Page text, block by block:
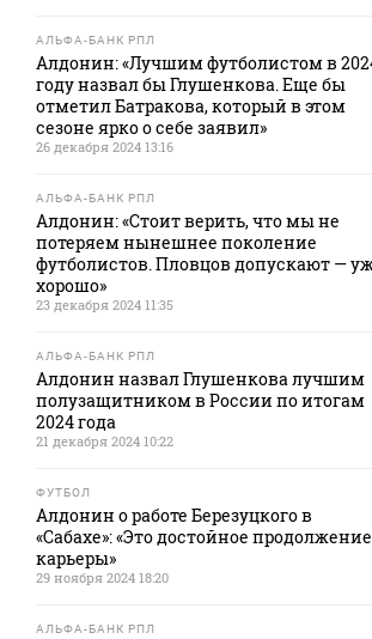
АЛЬФА-БАНК РПЛ
Алдонин: «Лучшим футболистом в
году назвал бы Глушенкова. Еще бы
отметил Батракова, который в этом
сезоне ярко о себе заявил»
26 декабря 2024 13:16
АЛЬФА-БАНК РПЛ
Алдонин: «Стоит верить, что мы не
потеряем нынешнее поколение
футболистов. Пловцов допускают —
хорошо»
23 декабря 2024 11:35
АЛЬФА-БАНК РПЛ
Алдонин назвал Глушенкова лучшим
полузащитником в России по итогам
2024 года
21 декабря 2024 10:22
ФУТБОЛ
Алдонин о работе Березуцкого в
«Сабахе»: «Это достойное продолжение
карьеры»
29 ноября 2024 18:20
АЛЬФА-БАНК РПЛ